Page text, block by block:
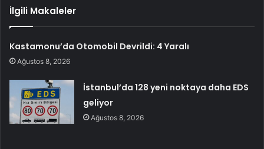
İlgili Makaleler
Kastamonu’da Otomobil Devrildi: 4 Yaralı
Ağustos 8, 2026
İstanbul’da 128 yeni noktaya daha EDS
geliyor
Ağustos 8, 2026